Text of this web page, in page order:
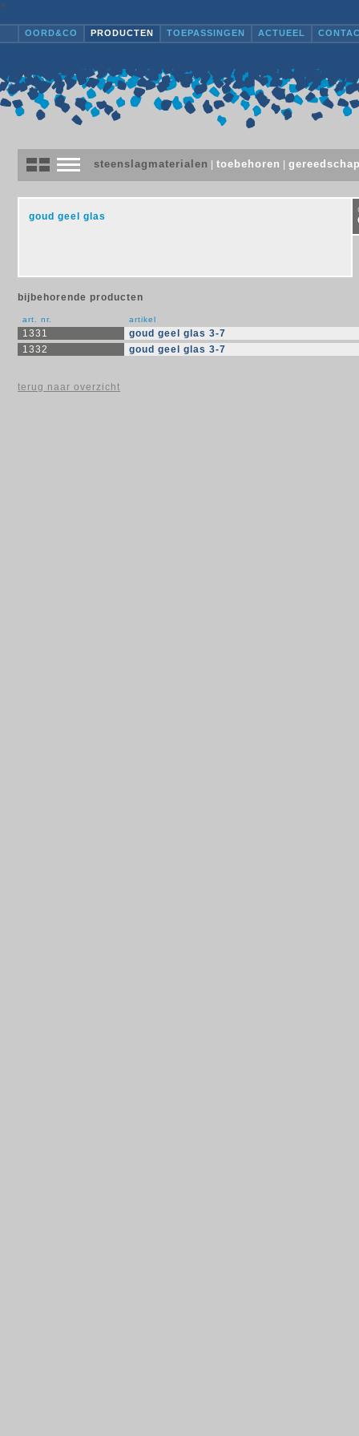
>
OORD&CO PRODUCTEN TOEPASSINGEN ACTUEEL
steenslagmaterialen toebehoren
goud geel glas
bijbehorende producten
art. nr. artikel
1331
goud geel glas 3-7
1332
goud geel glas 3-7
terug naar overzicht